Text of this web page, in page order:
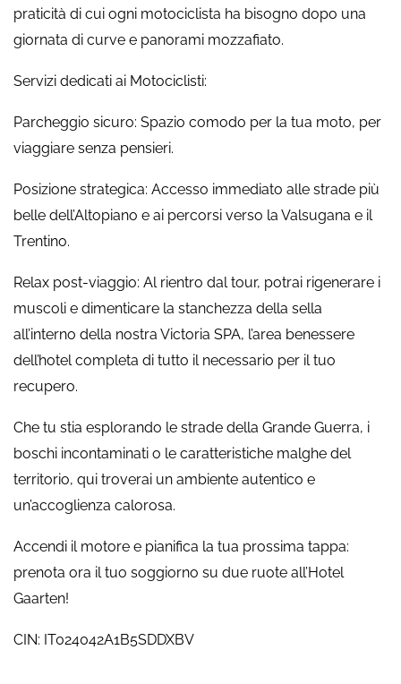
praticità di cui ogni motociclista ha bisogno dopo una
giornata di curve e panorami mozzafiato.
Servizi dedicati ai Motociclisti:
Parcheggio sicuro: Spazio comodo per la tua moto, per
viaggiare senza pensieri.
Posizione strategica: Accesso immediato alle strade più
belle dell’Altopiano e ai percorsi verso la Valsugana e il
Trentino.
Relax post-viaggio: Al rientro dal tour, potrai rigenerare i
muscoli e dimenticare la stanchezza della sella
all’interno della nostra Victoria SPA, l’area benessere
dell’hotel completa di tutto il necessario per il tuo
recupero.
Che tu stia esplorando le strade della Grande Guerra, i
boschi incontaminati o le caratteristiche malghe del
territorio, qui troverai un ambiente autentico e
un’accoglienza calorosa.
Accendi il motore e pianifica la tua prossima tappa:
prenota ora il tuo soggiorno su due ruote all’Hotel
Gaarten!
CIN: IT024042A1B5SDDXBV